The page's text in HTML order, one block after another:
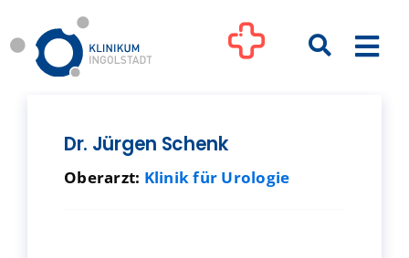
Inhalt
springen
Ihre Gesundheit
Dr. Jürgen Schenk
Oberarzt: Klinik für Urologie